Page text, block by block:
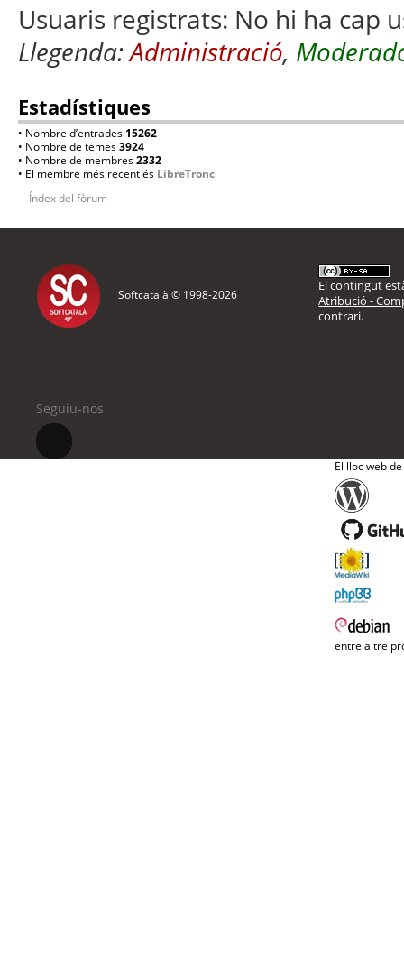
Usuaris registrats: No hi ha cap
Llegenda:Administració,
Estadístiques
• Nombre d’entrades 15262
• Nombre de temes3924
• Nombre de membres2332
• El membre més recent és LibreTronc
Índex del fòrum
Softcatalà © 1998-2026
El contingut
Atribució -
contrari.
Seguiu-nos
El lloc web
entre altre